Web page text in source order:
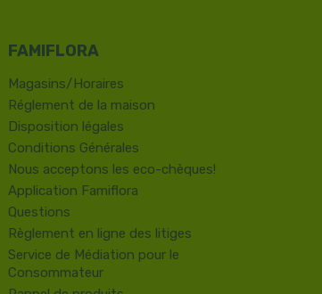
Magasins/Horaires
Réglement de la maison
Disposition légales
Conditions Générales
Nous acceptons les eco-chèques!
Application Famiflora
Questions
Règlement en ligne des litiges
Service de Médiation pour le
Consommateur